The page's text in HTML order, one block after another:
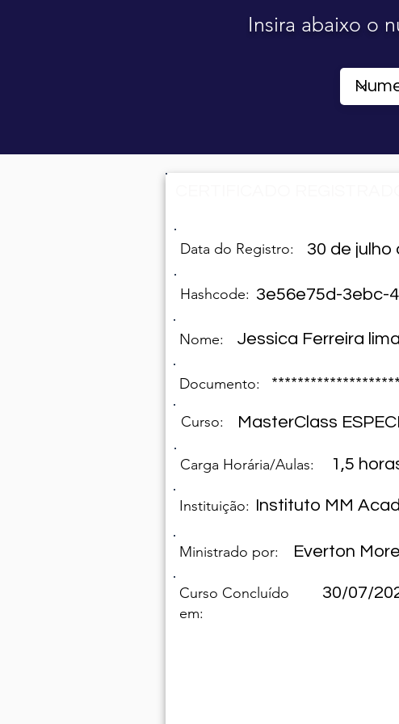
Insira abaixo o
Data do Registro: 30 de julho
Hashcode: 3e56e75d-3ebc-
Nome: Jessica Ferreira lima
Documento:
Curso: MasterClass
Carga Horária/Aulas: 1,5
Instituição: Instituto MM
Ministrado por: Everton
Curso Concluído
em:
30/07/